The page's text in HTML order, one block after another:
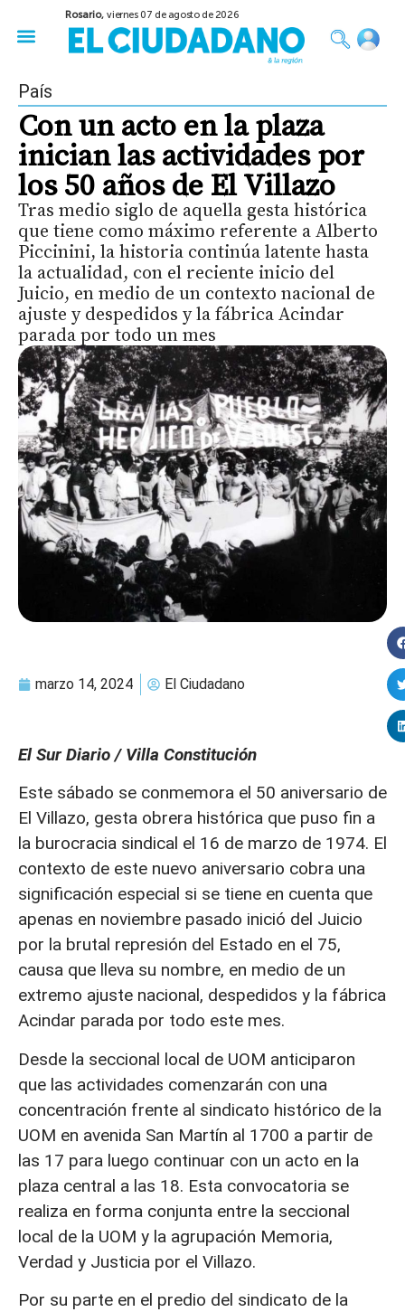
Rosario,viernes 07 de agosto de 2026
País
Con un acto en la plaza
inician las actividades por
los 50 años de El Villazo
Tras medio siglo de aquella gesta histórica
que tiene como máximo referente a Alberto
Piccinini, la historia continúa latente hasta
la actualidad, con el reciente inicio del
Juicio, en medio de un contexto nacional de
ajuste y despedidos y la fábrica Acindar
parada por todo un mes
marzo 14, 2024 El Ciudadano
El Sur Diario / Villa Constitución
Este sábado se conmemora el 50 aniversario de
El Villazo, gesta obrera histórica que puso fin a
la burocracia sindical el 16 de marzo de 1974. El
contexto de este nuevo aniversario cobra una
significación especial si se tiene en cuenta que
apenas en noviembre pasado inició del Juicio
por la brutal represión del Estado en el 75,
causa que lleva su nombre, en medio de un
extremo ajuste nacional, despedidos y la fábrica
Acindar parada por todo este mes.
Desde la seccional local de UOM anticiparon
que las actividades comenzarán con una
concentración frente al sindicato histórico de la
UOM en avenida San Martín al 1700 a partir de
las 17 para luego continuar con un acto en la
plaza central a las 18. Esta convocatoria se
realiza en forma conjunta entre la seccional
local de la UOM y la agrupación Memoria,
Verdad y Justicia por el Villazo.
Por su parte en el predio del sindicato de la